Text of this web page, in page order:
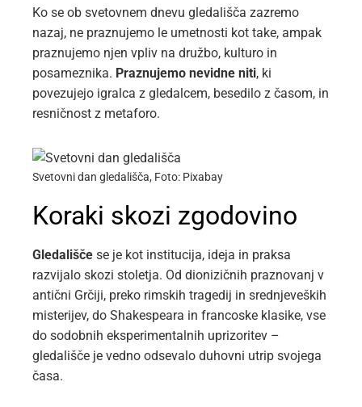
Ko se ob svetovnem dnevu gledališča zazremo
nazaj, ne praznujemo le umetnosti kot take, ampak
praznujemo njen vpliv na družbo, kulturo in
posameznika. Praznujemo nevidne niti, ki
povezujejo igralca z gledalcem, besedilo z časom, in
resničnost z metaforo.
Svetovni dan gledališča, Foto: Pixabay
Koraki skozi zgodovino
Gledališče se je kot institucija, ideja in praksa
razvijalo skozi stoletja. Od dionizičnih praznovanj v
antični Grčiji, preko rimskih tragedij in srednjeveških
misterijev, do Shakespeara in francoske klasike, vse
do sodobnih eksperimentalnih uprizoritev –
gledališče je vedno odsevalo duhovni utrip svojega
časa.